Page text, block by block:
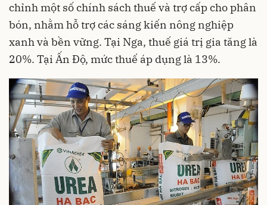
chỉnh một số chính sách thuế và trợ cấp cho phân
bón, nhằm hỗ trợ các sáng kiến nông nghiệp
xanh và bền vững. Tại Nga, thuế giá trị gia tăng là
20%. Tại Ấn Độ, mức thuế áp dụng là 13%.